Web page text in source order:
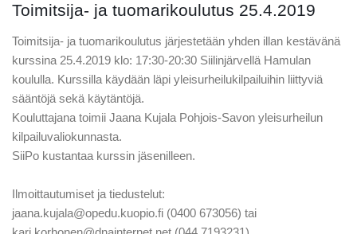
Toimitsija- ja tuomarikoulutus 25.4.2019
Toimitsija- ja tuomarikoulutus järjestetään yhden illan kestävänä
kurssina 25.4.2019 klo: 17:30-20:30 Siilinjärvellä Hamulan
koululla. Kurssilla käydään läpi yleisurheilukilpailuihin liittyviä
sääntöjä sekä käytäntöjä.
Kouluttajana toimii Jaana Kujala Pohjois-Savon yleisurheilun
kilpailuvaliokunnasta.
SiiPo kustantaa kurssin jäsenilleen.
Ilmoittautumiset ja tiedustelut:
jaana.kujala@opedu.kuopio.fi (0400 673056) tai